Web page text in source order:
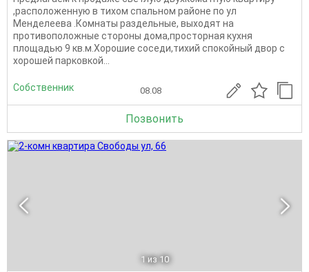
,расположенную в тихом спальном районе по ул
Менделеева .Комнаты раздельные, выходят на
противоположные стороны дома,просторная кухня
площадью 9 кв.м.Хорошие соседи,тихий спокойный двор с
хорошей парковкой...
Собственник 08.08
Позвонить
1 из 10